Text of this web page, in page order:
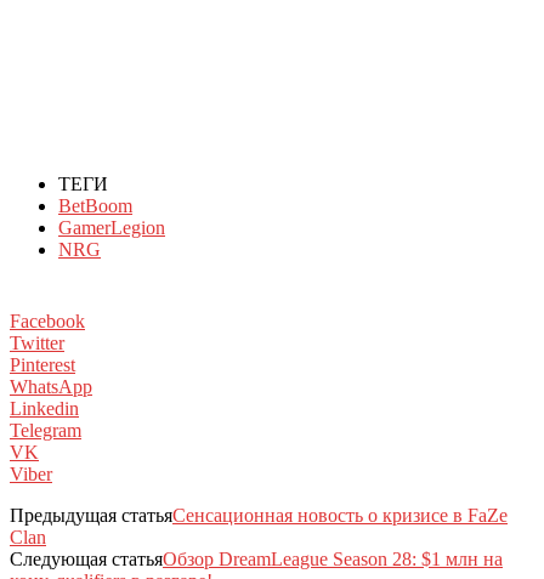
ТЕГИ
BetBoom
GamerLegion
NRG
Facebook
Twitter
Pinterest
WhatsApp
Linkedin
Telegram
VK
Viber
Предыдущая статьяСенсационная новость о кризисе в FaZe
Clan
Следующая статьяОбзор DreamLeague Season 28: $1 млн на